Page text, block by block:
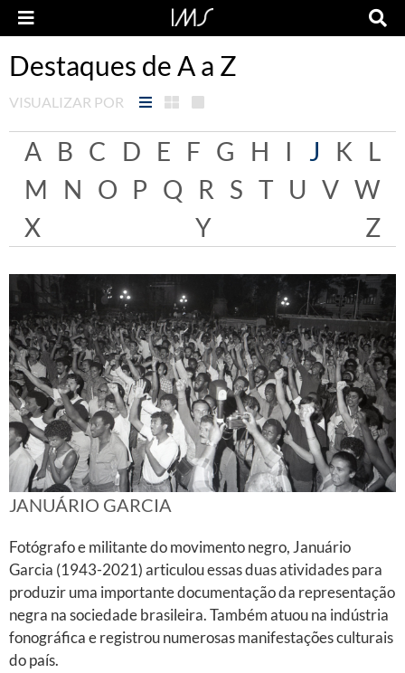
Destaques de A a Z
VISUALIZAR POR
A B C D E F G H I J K L
M
N O P Q R S T U V W
X
Y Z
JANUÁRIO GARCIA
Fotógrafo e militante do movimento negro, Januário
Garcia (1943-2021) articulou essas duas atividades para
produzir uma importante documentação da representação
negra na sociedade brasileira. Também atuou na indústria
fonográfica e registrou numerosas manifestações culturais
do país.